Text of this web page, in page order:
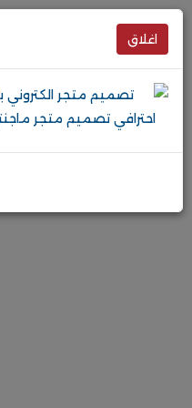
اغلاق